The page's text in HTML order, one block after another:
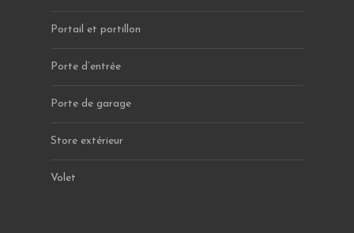
Portail et portillon
Porte d’entrée
Porte de garage
Store extérieur
Volet